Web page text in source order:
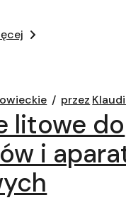
przez
litowe do
i